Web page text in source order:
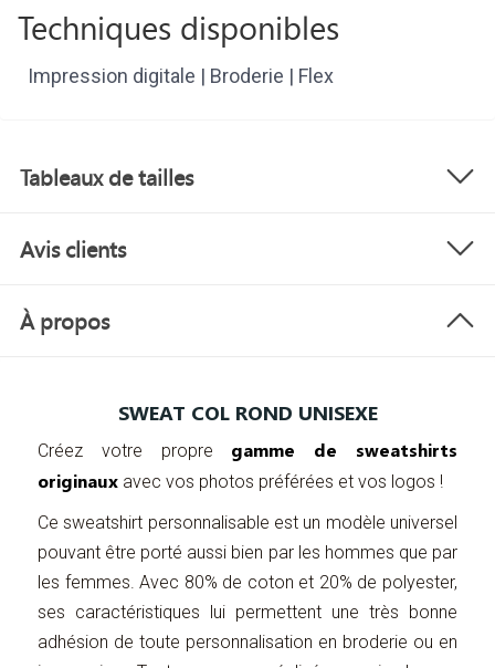
Techniques disponibles
Impression digitale | Broderie | Flex
Tableaux de tailles
Avis clients
À propos
SWEAT COL ROND UNISEXE
Créez votre propre gamme de sweatshirts
originaux avec vos photos préférées et vos logos !
Ce sweatshirt personnalisable est un modèle universel
pouvant être porté aussi bien par les hommes que par
les femmes. Avec 80% de coton et 20% de polyester,
ses caractéristiques lui permettent une très bonne
adhésion de toute personnalisation en broderie ou en